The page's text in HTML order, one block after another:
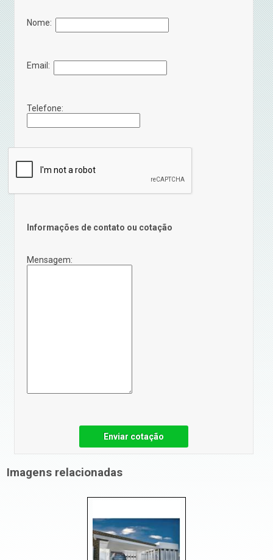
Nome:
Email:
Telefone:
Informações de contato ou cotação
Mensagem:
Enviar cotação
Imagens relacionadas